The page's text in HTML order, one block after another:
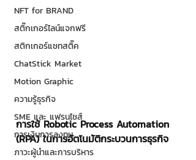
NFT for BRAND
สติ๊กเกอร์ไลน์แจกฟรี
สติกเกอร์แชทสติ๊ค
ChatStick Market
Motion Graphic
ความรู้ธุรกิจ
SME และ แฟรนไชส์
การเงินการลงทุน
ภาวะผู้นำและการบริหาร
การใช้ Robotic Process Automation
(RPA) ในการอัตโนมัติกระบวนการธุรกิจ